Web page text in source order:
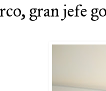
gran jefe